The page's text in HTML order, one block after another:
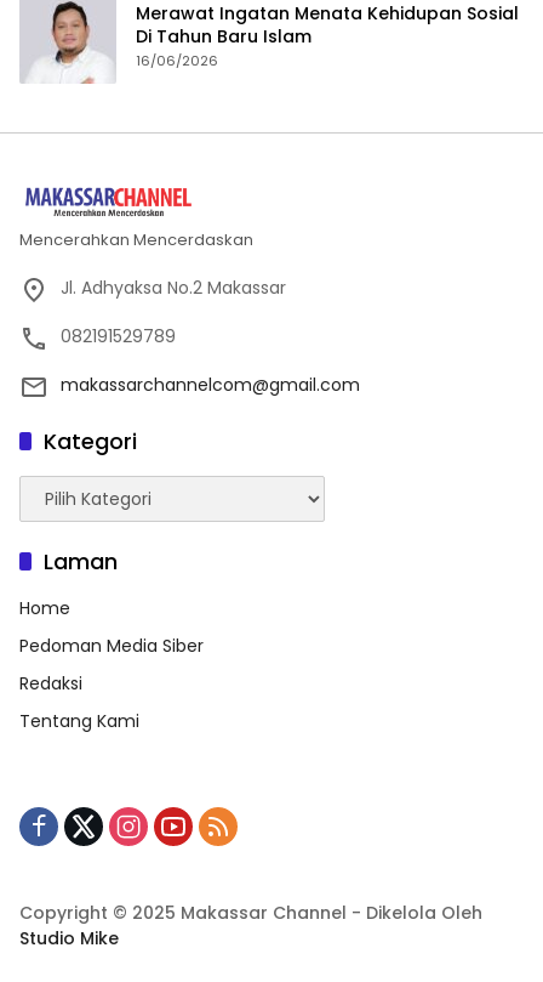
Merawat Ingatan Menata Kehidupan Sosial
Di Tahun Baru Islam
16/06/2026
Mencerahkan Mencerdaskan
Jl. Adhyaksa No.2 Makassar
082191529789
makassarchannelcom@gmail.com
Kategori
Kategori
Laman
Home
Pedoman Media Siber
Redaksi
Tentang Kami
Copyright © 2025 Makassar Channel - Dikelola Oleh
Studio Mike